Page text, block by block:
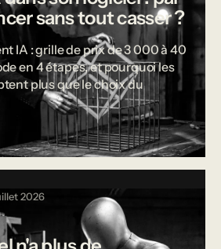
sans tout casser ?
IA : grille de prix de 3 000 à 40
en 4 étapes, et pourquoi les
plus que le choix du
2026